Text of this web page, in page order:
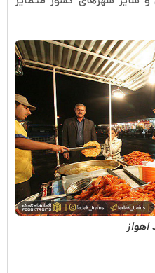
اهواز